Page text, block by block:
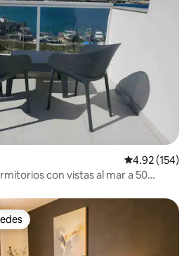
Calificación
4.92 (154)
con vistas al mar a 50